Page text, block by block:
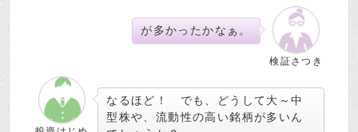
検証さつき
が多かったかなぁ。
なるほど！ でも、どうして大～中
型株や、流動性の高い銘柄が多いん